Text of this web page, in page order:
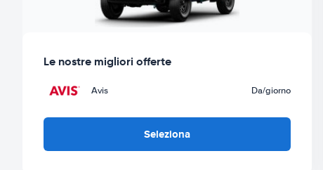
Le nostre migliori offerte
Avis Da/giorno
Seleziona